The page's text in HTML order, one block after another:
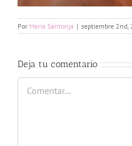
Por Maria Santonja | septiembre 2nd,
Deja tu comentario
Comentar